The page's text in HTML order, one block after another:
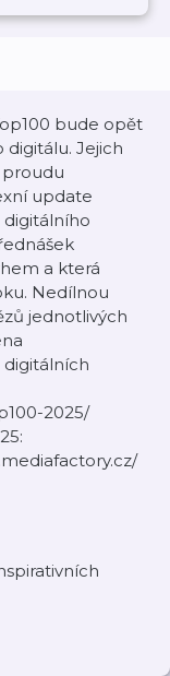
bude opět
digitálu. Jejich
update
digitálního
a která
Nedílnou
jednotlivých
digitálních
2025/